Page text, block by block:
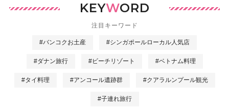
KEYWORD
注目キーワード
#バンコクお土産 #シンガポールローカル人気店
#ダナン旅行 #ビーチリゾート #ベトナム料理
#タイ料理 #アンコール遺跡群 #クアラルンプール観光
#子連れ旅行